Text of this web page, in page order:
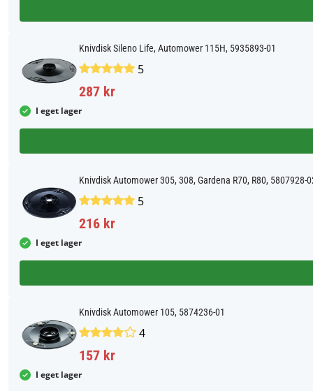
Knivdisk Sileno Life, Automower 115H, 5935893-01
5
287 kr
I eget lager
Knivdisk Automower 305, 308, Gardena R70, R80, 5807928-
5
216 kr
I eget lager
Knivdisk Automower 105, 5874236-01
4
157 kr
I eget lager